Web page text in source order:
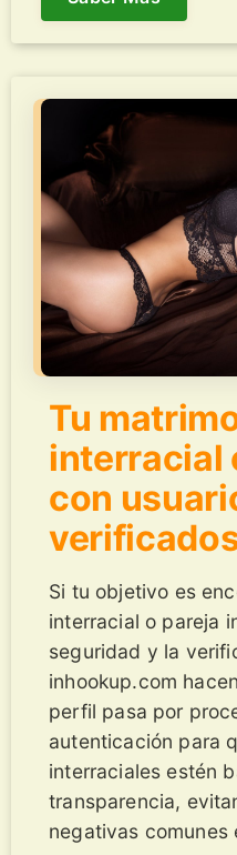
Tu
interracial
con
Si tu objetivo es
interracial o pareja
seguridad y la
inhookup.com
perfil pasa por
autenticación para
interraciales estén
transparencia,
negativas comunes